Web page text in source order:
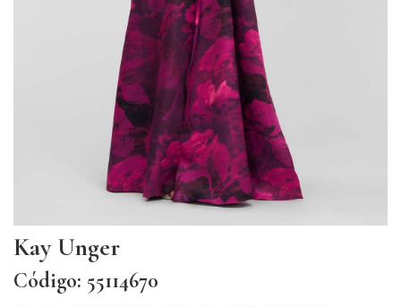
Kay Unger
Código: 55114670